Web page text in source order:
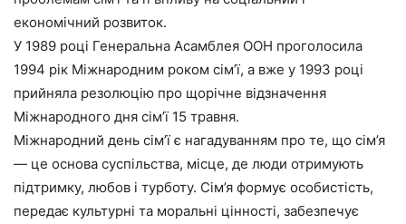
економічний розвиток.
У 1989 році Генеральна Асамблея ООН проголосила
1994 рік Міжнародним роком сім’ї, а вже у 1993 році
прийняла резолюцію про щорічне відзначення
Міжнародного дня сім’ї 15 травня.
Міжнародний день сім’ї є нагадуванням про те, що сім’я
— це основа суспільства, місце, де люди отримують
підтримку, любов і турботу. Сім’я формує особистість,
передає культурні та моральні цінності, забезпечує